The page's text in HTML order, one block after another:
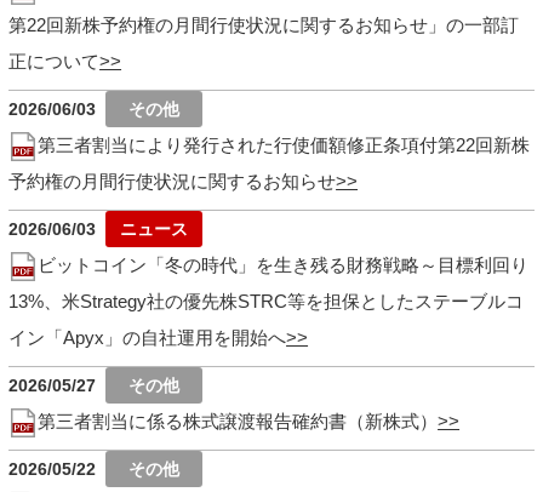
第22回新株予約権の月間行使状況に関するお知らせ」の一部訂
正について
2026/06/03
第三者割当により発行された行使価額修正条項付第22回新株
予約権の月間行使状況に関するお知らせ
2026/06/03
ビットコイン「冬の時代」を生き残る財務戦略～目標利回り
13%、米Strategy社の優先株STRC等を担保としたステーブルコ
イン「Apyx」の自社運用を開始へ
2026/05/27
第三者割当に係る株式譲渡報告確約書（新株式）
2026/05/22